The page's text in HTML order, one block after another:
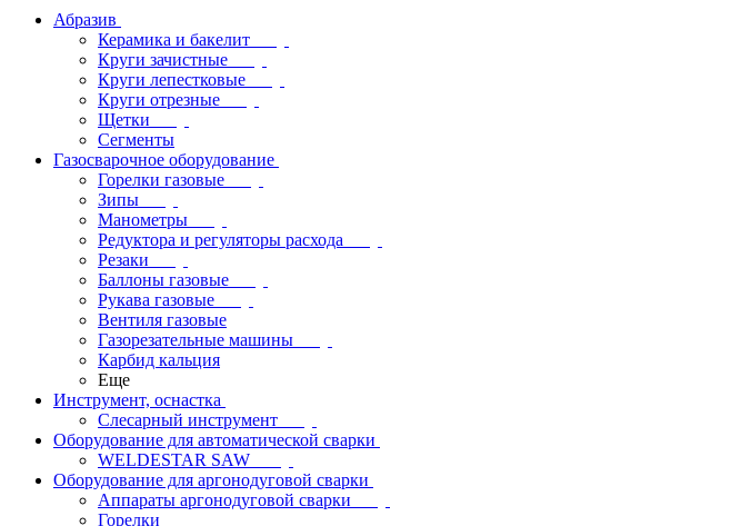
Абразив
Керамика и бакелит
Круги зачистные
Круги лепестковые
Круги отрезные
Щетки
Сегменты
Газосварочное оборудование
Горелки газовые
Зипы
Манометры
Редуктора и регуляторы расхода
Резаки
Баллоны газовые
Рукава газовые
Вентиля газовые
Газорезательные машины
Карбид кальция
Еще
Инструмент, оснастка
Слесарный инструмент
Оборудование для автоматической сварки
WELDESTAR SAW
Оборудование для аргонодуговой сварки
Аппараты аргонодуговой сварки
Горелки